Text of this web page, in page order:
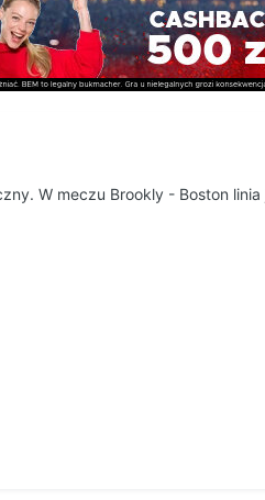
W meczu Brookly - Boston